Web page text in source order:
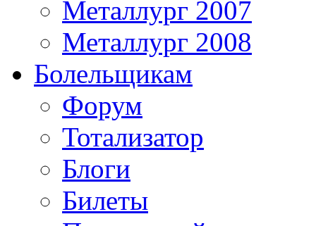
Металлург 2007
Металлург 2008
Болельщикам
Форум
Тотализатор
Блоги
Билеты